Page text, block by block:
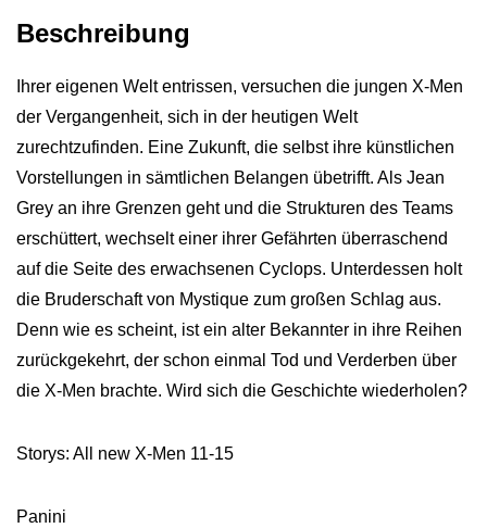
(Marvel
Now!)
Menge
Beschreibung
Ihrer eigenen Welt entrissen, versuchen die jungen X-Men
der Vergangenheit, sich in der heutigen Welt
zurechtzufinden. Eine Zukunft, die selbst ihre künstlichen
Vorstellungen in sämtlichen Belangen übetrifft. Als Jean
Grey an ihre Grenzen geht und die Strukturen des Teams
erschüttert, wechselt einer ihrer Gefährten überraschend
auf die Seite des erwachsenen Cyclops. Unterdessen holt
die Bruderschaft von Mystique zum großen Schlag aus.
Denn wie es scheint, ist ein alter Bekannter in ihre Reihen
zurückgekehrt, der schon einmal Tod und Verderben über
die X-Men brachte. Wird sich die Geschichte wiederholen?
Storys: All new X-Men 11-15
Panini